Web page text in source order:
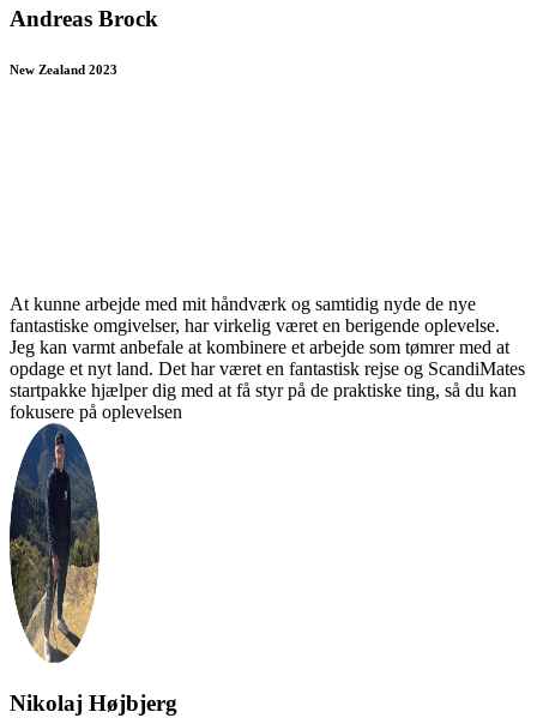
Andreas Brock
New Zealand 2023
At kunne arbejde med mit håndværk og samtidig nyde de nye
fantastiske omgivelser, har virkelig været en berigende oplevelse.
Jeg kan varmt anbefale at kombinere et arbejde som tømrer med at
opdage et nyt land. Det har været en fantastisk rejse og ScandiMates
startpakke hjælper dig med at få styr på de praktiske ting, så du kan
fokusere på oplevelsen
Nikolaj Højbjerg